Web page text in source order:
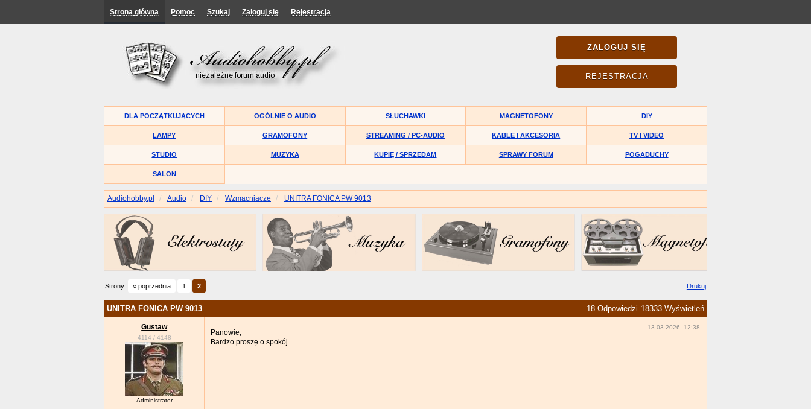
Strona główna Pomoc Szukaj Zaloguj się Rejestracja
ZALOGUJ SIĘ
REJESTRACJA
DLA POCZĄTKUJĄCYCH OGÓLNIE O AUDIO SŁUCHAWKI MAGNETOFONY DIY
LAMPY GRAMOFONY STREAMING / PC-AUDIO KABLE I AKCESORIA TV I VIDEO
STUDIO MUZYKA KUPIĘ / SPRZEDAM SPRAWY FORUM POGADUCHY
SALON
Audiohobby.pl Audio DIY Wzmacniacze UNITRA FONICA PW 9013
Drukuj
Strony: « poprzednia 1 2
UNITRA FONICA PW 9013 18 Odpowiedzi 18333 Wyświetleń
Gustaw
4114 / 4148
Administrator
13-03-2026, 12:38
Panowie,
Bardzo proszę o spokój.